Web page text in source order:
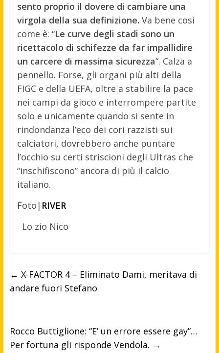
sento proprio il dovere di cambiare una
virgola della sua definizione. Va bene così
come è: “Le curve degli stadi sono un
ricettacolo di schifezze da far impallidire
un carcere di massima sicurezza“. Calza a
pennello. Forse, gli organi più alti della
FIGC e della UEFA, oltre a stabilire la pace
nei campi da gioco e interrompere partite
solo e unicamente quando si sente in
rindondanza l’eco dei cori razzisti sui
calciatori, dovrebbero anche puntare
l’occhio su certi striscioni degli Ultras che
“inschifiscono” ancora di più il calcio
italiano.
Foto| RIVER
Lo zio Nico
← X-FACTOR 4 – Eliminato Dami, meritava di
andare fuori Stefano
Rocco Buttiglione: “E’ un errore essere gay”…
Per fortuna gli risponde Vendola. →